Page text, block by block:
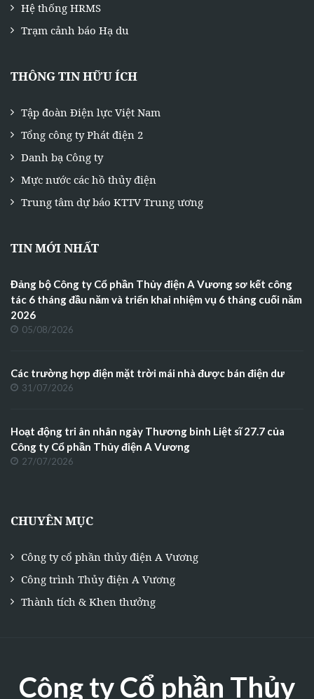
Hệ thống HRMS
Trạm cảnh báo Hạ du
THÔNG TIN HỮU ÍCH
Tập đoàn Điện lực Việt Nam
Tổng công ty Phát điện 2
Danh bạ Công ty
Mực nước các hồ thủy điện
Trung tâm dự báo KTTV Trung ương
TIN MỚI NHẤT
Đảng bộ Công ty Cổ phần Thủy điện A Vương sơ kết công
tác 6 tháng đầu năm và triển khai nhiệm vụ 6 tháng cuối năm
2026
05/08/2026
Các trường hợp điện mặt trời mái nhà được bán điện dư
31/07/2026
Hoạt động tri ân nhân ngày Thương binh Liệt sĩ 27.7 của
Công ty Cổ phần Thủy điện A Vương
27/07/2026
CHUYÊN MỤC
Công ty cổ phần thủy điện A Vương
Công trình Thủy điện A Vương
Thành tích & Khen thưởng
Công ty Cổ phần Thủy